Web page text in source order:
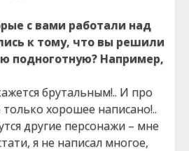
с вами работали над
к тому, что вы решили
подноготную? Например,
брутальным!.. И про
хорошее написано!..
другие персонажи – мне
я не написал многое,